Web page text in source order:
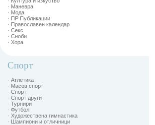
· Маневра
· Мода
· ПР Публикации
· Православен календар
· Секс
· Сноби
· Хора
Спорт
· Атлетика
· Масов спорт
· Спорт
· Спорт други
· Турнири
· Футбол
· Художествена гимнастика
· Шампиони и отличници